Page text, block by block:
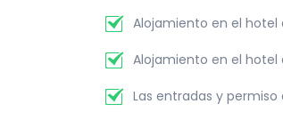
Alojamiento en el
Alojamiento en el
Las entradas y permiso